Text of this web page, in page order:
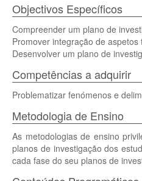
Objectivos Específicos
Compreender um plano de
Promover integração de
Desenvolver um plano de
Competências a adquirir
Problematizar fenómenos e
Metodologia de Ensino
As metodologias de ensino
planos de investigação dos
cada fase do seu planos de